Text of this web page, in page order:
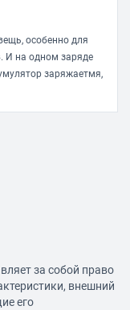
особенно для
И на одном заряде
заряжаетмя,
за собой право
внешний
его